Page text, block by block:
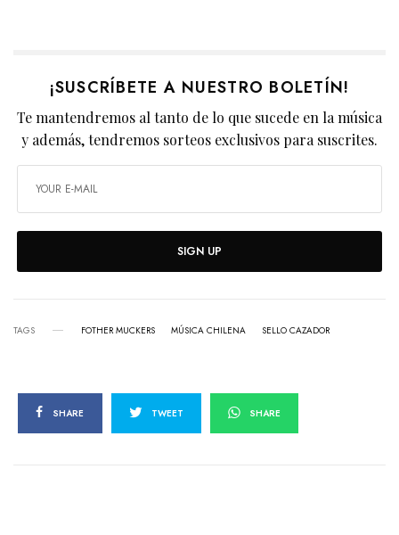
¡SUSCRÍBETE A NUESTRO BOLETÍN!
Te mantendremos al tanto de lo que sucede en la música
y además, tendremos sorteos exclusivos para suscrites.
SIGN UP
TAGS FOTHER MUCKERS MÚSICA CHILENA SELLO CAZADOR
SHARE TWEET SHARE